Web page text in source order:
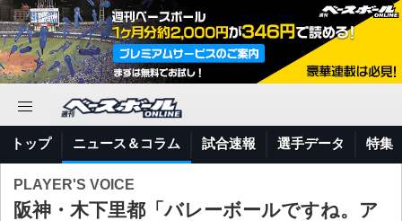
トップ ニュース＆コラム 試合速報 選手データ 特集
PLAYER'S VOICE
阪神・木下里都「バレーボールですね。ア